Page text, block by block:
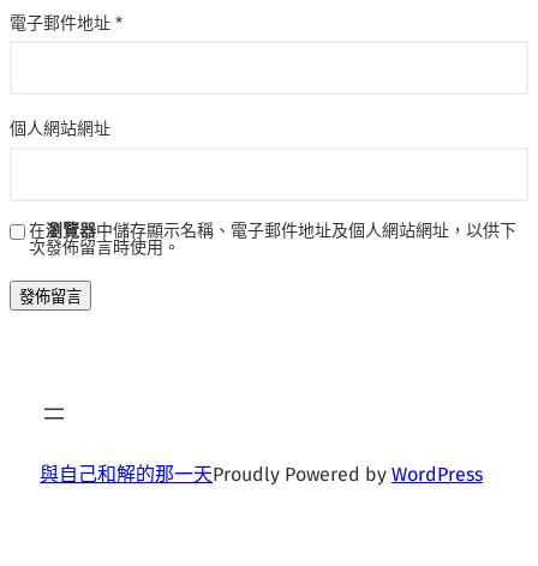
電子郵件地址 *
個人網站網址
在瀏覽器中儲存顯示名稱、電子郵件地址及個人網站網址，以供下
次發佈留言時使用。
與自己和解的那一天Proudly Powered by WordPress